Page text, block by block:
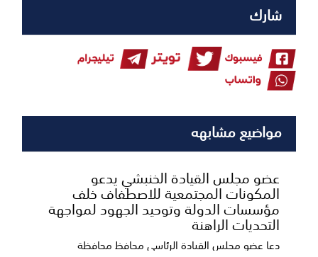
شارك
مواضيع مشابهه
عضو مجلس القيادة الخنبشي يدعو
المكونات المجتمعية للاصطفاف خلف
مؤسسات الدولة وتوحيد الجهود لمواجهة
التحديات الراهنة
دعا عضو مجلس القيادة الرئاسي محافظ محافظة